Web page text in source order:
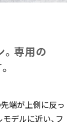
専用の​
端が上側に反っ
デルに近い、フ